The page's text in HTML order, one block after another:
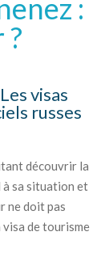
:
visas
russes
découvrir la
à sa situation et
ne doit pas
visa de tourisme